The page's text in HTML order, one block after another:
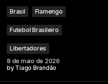
Brasil Flamengo
Futebol Brasileiro
Libertadores
8 de maio de 2026
by Tiago Brandão